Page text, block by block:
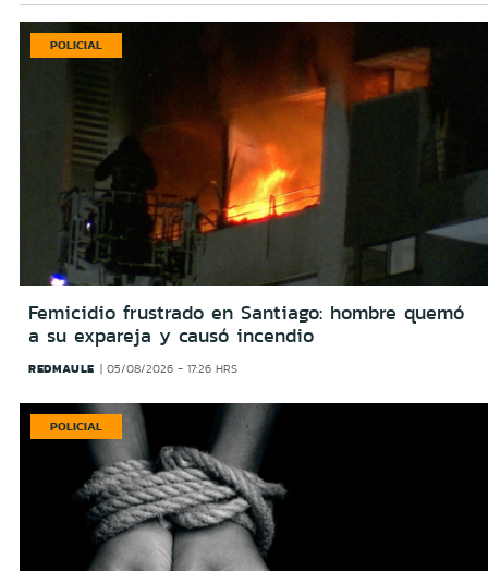
POLICIAL
Femicidio frustrado en Santiago: hombre quemó
a su expareja y causó incendio
REDMAULE 05/08/2026 - 17:26 HRS
POLICIAL